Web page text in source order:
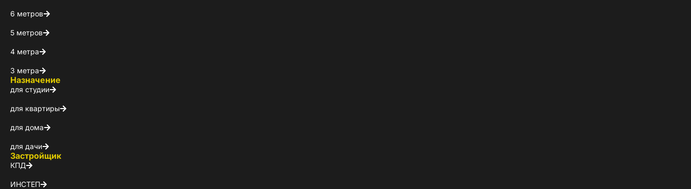
6 метров
5 метров
4 метра
3 метра
Назначение
для студии
для квартиры
для дома
для дачи
Застройщик
КПД
ИНСТЕП